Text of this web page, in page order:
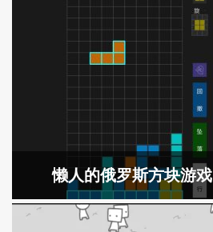
懒人的俄罗斯方块游戏